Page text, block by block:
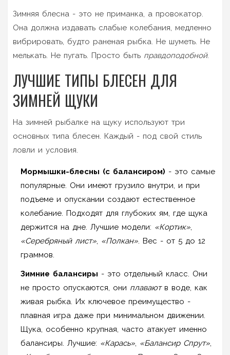
Зимняя блесна - это не приманка, а провокатор.
Она должна издавать слабые колебания, медленно
вибрировать, будто раненая рыбка. Не шуметь. Не
мелькать. Не пугать. Просто быть правдоподобной.
ЛУЧШИЕ ТИПЫ БЛЕСЕН ДЛЯ
ЗИМНЕЙ ЩУКИ
На зимней рыбалке на щуку используют три
основных типа блесен. Каждый - под свой стиль
ловли и условия.
Мормышки-блесны (с балансиром) - это самые
популярные. Они имеют грузило внутри, и при
подъеме и опускании создают естественное
колебание. Подходят для глубоких ям, где щука
держится на дне. Лучшие модели: «Кортик»,
«Серебряный лист», «Полкан». Вес - от 5 до 12
граммов.
Зимние балансиры - это отдельный класс. Они
не просто опускаются, они плаваютв воде, как
живая рыбка. Их ключевое преимущество -
плавная игра даже при минимальном движении.
Щука, особенно крупная, часто атакует именно
балансиры. Лучшие: «Карась», «Балансир Спрут»,